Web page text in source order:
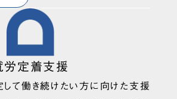
労定着支援
して働き続けたい方に向けた支援